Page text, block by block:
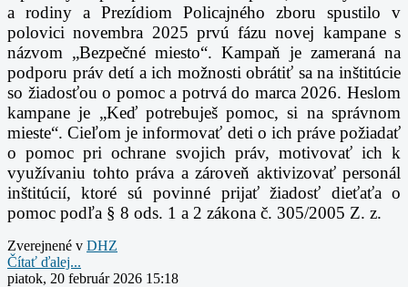
a rodiny a Prezídiom Policajného zboru spustilo v
polovici novembra 2025 prvú fázu novej kampane s
názvom „Bezpečné miesto“. Kampaň je zameraná na
podporu práv detí a ich možnosti obrátiť sa na inštitúcie
so žiadosťou o pomoc a potrvá do marca 2026. Heslom
kampane je „Keď potrebuješ pomoc, si na správnom
mieste“. Cieľom je informovať deti o ich práve požiadať
o pomoc pri ochrane svojich práv, motivovať ich k
využívaniu tohto práva a zároveň aktivizovať personál
inštitúcií, ktoré sú povinné prijať žiadosť dieťaťa o
pomoc podľa § 8 ods. 1 a 2 zákona č. 305/2005 Z. z.
Zverejnené v DHZ
Čítať ďalej...
piatok, 20 február 2026 15:18